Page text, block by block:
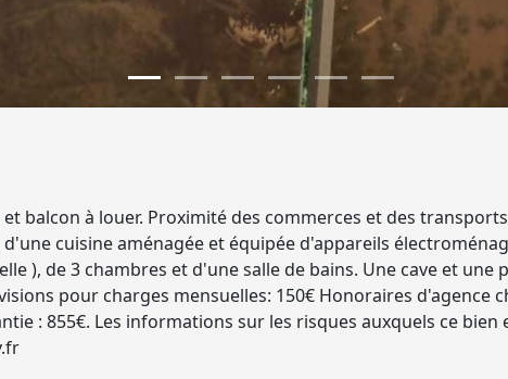
balcon à louer. Proximité des commerces et des
cuisine aménagée et équipée d'appareils
), de 3 chambres et d'une salle de bains. Une cave et
pour charges mensuelles: 150€ Honoraires d'agence
: 855€. Les informations sur les risques auxquels ce